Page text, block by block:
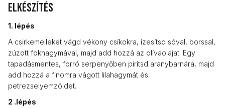
Elkészítés
1. lépés
A csirkemelleket vágd vékony csíkokra, ízesítsd sóval, borssal,
zúzott fokhagymával, majd add hozzá az olívaolajat. Egy
tapadásmentes, forró serpenyőben pirítsd aranybarnára, majd
add hozzá a finomra vágott lilahagymát és
petrezselyemzöldet.
2 .lépés